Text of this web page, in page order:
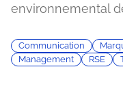
environnemental
Communication
Management
RSE